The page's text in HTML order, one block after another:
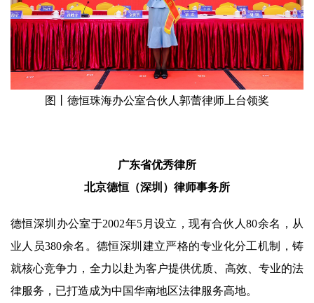
图丨德恒珠海办公室合伙人郭蕾律师上台领奖
广东省优秀律所
北京德恒（深圳）律师事务所
德恒深圳办公室于2002年5月设立，现有合伙人80余名，从
业人员380余名。德恒深圳建立严格的专业化分工机制，铸
就核心竞争力，全力以赴为客户提供优质、高效、专业的法
律服务，已打造成为中国华南地区法律服务高地。